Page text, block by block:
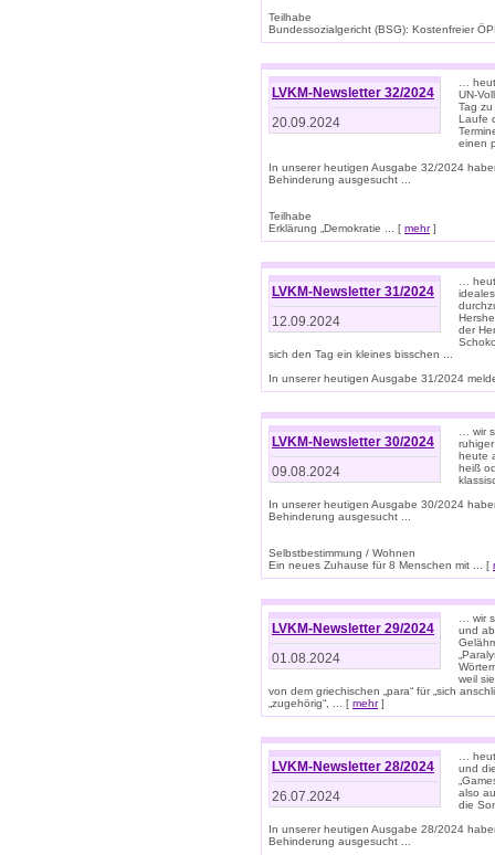
Teilhabe
Bundessozialgericht (BSG): Kostenfreier
LVKM-Newsletter 32/2024
20.09.2024
…
UN-
Tag
Laufe
einen
In unserer heutigen Ausgabe 32/2024
Behinderung ausgesucht ...
Teilhabe
Erklärung „Demokratie ... [ mehr]
LVKM-Newsletter 31/2024
12.09.2024
…
der
sich den Tag ein kleines bisschen ...
In unserer heutigen Ausgabe 31/2024
LVKM-Newsletter 30/2024
09.08.2024
… wir
heute
heiß
In unserer heutigen Ausgabe 30/2024
Behinderung ausgesucht ...
Selbstbestimmung / Wohnen
Ein neues Zuhause für 8 Menschen mit ... [
LVKM-Newsletter 29/2024
01.08.2024
… wir
und
weil
von dem griechischen „para“ für „sich
„zugehörig“, ... [ mehr]
LVKM-Newsletter 28/2024
26.07.2024
…
und
also
die
In unserer heutigen Ausgabe 28/2024
Behinderung ausgesucht ...